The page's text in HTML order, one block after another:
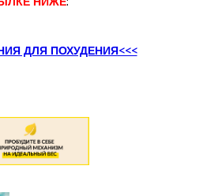
ДЛЯ ПОХУДЕНИЯ<<<